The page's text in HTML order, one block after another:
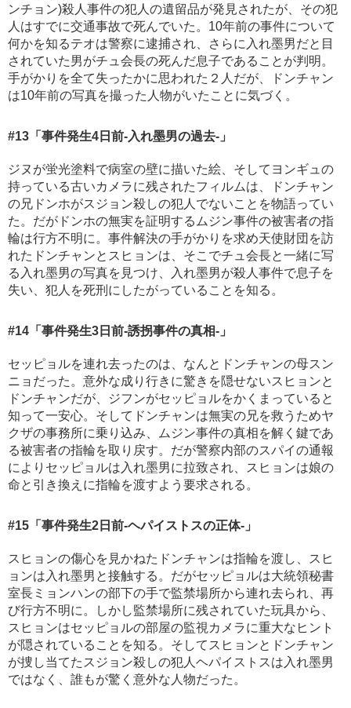
ンチョン)殺人事件の犯人の遺留品が発見されたが、その犯
人はすでに交通事故で死んでいた。10年前の事件について
何かを知るテオは警察に逮捕され、さらに入れ墨男だと目
されていた男がチュ会長の死んだ息子であることが判明。
手がかりを全て失ったかに思われた２人だが、ドンチャン
は10年前の写真を撮った人物がいたことに気づく。
#13 「事件発生4日前-入れ墨男の過去-」
ジヌが蛍光塗料で病室の壁に描いた絵、そしてヨンギュの
持っている古いカメラに残されたフィルムは、ドンチャン
の兄ドンホがスジョン殺しの犯人でないことを物語ってい
た。だがドンホの無実を証明するムジン事件の被害者の指
輪は行方不明に。事件解決の手がかりを求め天使財団を訪
れたドンチャンとスヒョンは、そこでチュ会長と一緒に写
る入れ墨男の写真を見つけ、入れ墨男が殺人事件で息子を
失い、犯人を死刑にしたがっていることを知る。
#14 「事件発生3日前-誘拐事件の真相-」
セッピョルを連れ去ったのは、なんとドンチャンの母スン
ニョだった。意外な成り行きに驚きを隠せないスヒョンと
ドンチャンだが、ジフンがセッピョルをかくまっていると
知って一安心。そしてドンチャンは無実の兄を救うためヤ
クザの事務所に乗り込み、ムジン事件の真相を解く鍵であ
る被害者の指輪を取り戻す。だが警察内部のスパイの通報
によりセッピョルは入れ墨男に拉致され、スヒョンは娘の
命と引き換えに指輪を渡すよう要求される。
#15 「事件発生2日前-ヘパイストスの正体-」
スヒョンの傷心を見かねたドンチャンは指輪を渡し、スヒ
ョンは入れ墨男と接触する。だがセッピョルは大統領秘書
室長ミョンハンの部下の手で監禁場所から連れ去られ、再
び行方不明に。しかし監禁場所に残されていた玩具から、
スヒョンはセッピョルの部屋の監視カメラに重大なヒント
が隠されていることを知る。そしてスヒョンとドンチャン
が捜し当てたスジョン殺しの犯人ヘパイストスは入れ墨男
ではなく、誰もが驚く意外な人物だった。